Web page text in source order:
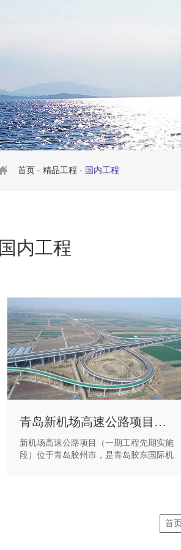
首页 - 精品工程 - 国内工程
国内工程
青岛新机场高速公路项目（一期先期实施段）
新机场高速公路项目（一期工程先期实施
段）位于青岛胶州市，是青岛胶东国际机
道桥全长2.2KM,全桥平均高度为19米，
首页